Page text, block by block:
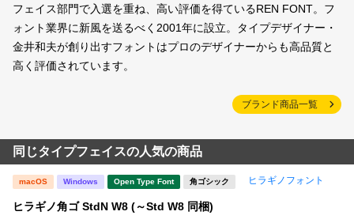
フェイス部門で入選を重ね、高い評価を得ているREN FONT。フ
ォント業界に新風を送るべく2001年に設立。タイプデザイナー・
金井和夫が創り出すフォントはプロのデザイナーからも高品質と
高く評価されています。
ブランド商品一覧
同じタイプフェイスの人気の商品
macOS Windows Open Type Font 角ゴシック ヒラギノフォント
ヒラギノ角ゴ StdN W8 (～Std W8 同梱)